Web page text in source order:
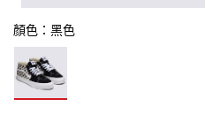
顏色：黑色